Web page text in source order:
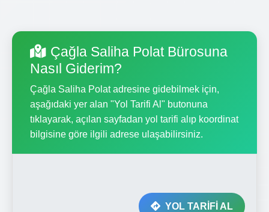
Çağla Saliha Polat Bürosuna
Nasıl Giderim?
Çağla Saliha Polat adresine gidebilmek için,
aşağıdaki yer alan "Yol Tarifi Al" butonuna
tıklayarak, açılan sayfadan yol tarifi alıp koordinat
bilgisine göre ilgili adrese ulaşabilirsiniz.
YOL TARİFİ AL